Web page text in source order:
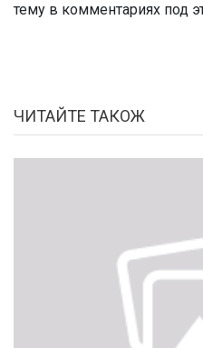
тему в комментариях под
ЧИТАЙТЕ ТАКОЖ